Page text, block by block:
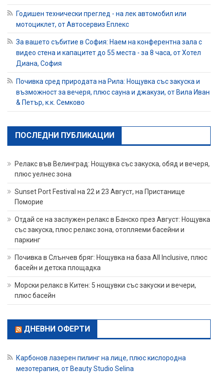
Годишен технически преглед - на лек автомобил или
мотоциклет, от Автосервиз Еплекс
За вашето събитие в София: Наем на конферентна зала с
видео стена и капацитет до 55 места - за 8 часа, от Хотел
Диана, София
Почивка сред природата на Рила: Нощувка със закуска и
възможност за вечеря, плюс сауна и джакузи, от Вила Иван
& Петър, к.к. Семково
ПОСЛЕДНИ ПУБЛИКАЦИИ
Релакс във Велинград: Нощувка със закуска, обяд и вечеря,
плюс уелнес зона
Sunset Port Festival на 22 и 23 Август, на Пристанище
Поморие
Отдай се на заслужен релакс в Банско през Август: Нощувка
със закуска, плюс релакс зона, отопляеми басейни и
паркинг
Почивка в Слънчев бряг: Нощувка на база All Inclusive, плюс
басейн и детска площадка
Морски релакс в Китен: 5 нощувки със закуски и вечери,
плюс басейн
ДНЕВНИ ОФЕРТИ
Карбонов лазерен пилинг на лице, плюс кислородна
мезотерапия, от Beauty Studio Selina